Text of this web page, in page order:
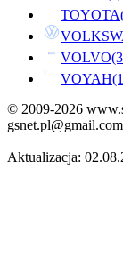
TOYOTA
VOLVO
VOYAH
© 2009-2026
Aktualizacja: